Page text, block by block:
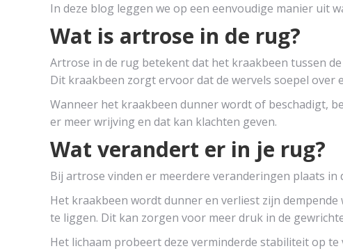
In deze blog leggen we op een eenvoudige manier uit
Wat is artrose in de rug?
Artrose in de rug betekent dat het kraakbeen tussen
Dit kraakbeen zorgt ervoor dat de wervels soepel over
Wanneer het kraakbeen dunner wordt of beschadigt,
er meer wrijving en dat kan klachten geven.
Wat verandert er in je rug?
Bij artrose vinden er meerdere veranderingen plaats in
Het kraakbeen wordt dunner en verliest zijn
te liggen. Dit kan zorgen voor meer druk in de
Het lichaam probeert deze verminderde stabiliteit op